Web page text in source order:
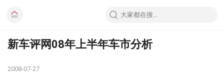
新车评网08年上半年车市分析
2008-07-27